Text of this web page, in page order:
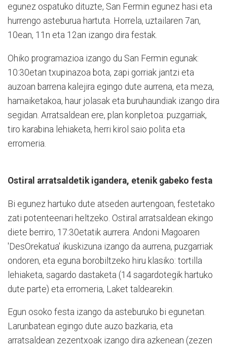
egunez ospatuko dituzte, San Fermin egunez hasi eta
hurrengo asteburua hartuta. Horrela, uztailaren 7an,
10ean, 11n eta 12an izango dira festak.
Ohiko programazioa izango du San Fermin egunak:
10:30etan txupinazoa bota, zapi gorriak jantzi eta
auzoan barrena kalejira egingo dute aurrena, eta meza,
hamaiketakoa, haur jolasak eta buruhaundiak izango dira
segidan. Arratsaldean ere, plan konpletoa: puzgarriak,
tiro karabina lehiaketa, herri kirol saio polita eta
erromeria.
Ostiral arratsaldetik igandera, etenik gabeko festa
Bi egunez hartuko dute atseden aurtengoan, festetako
zati potenteenari heltzeko. Ostiral arratsaldean ekingo
diete berriro, 17:30etatik aurrera. Andoni Magoaren
'DesOrekatua' ikuskizuna izango da aurrena, puzgarriak
ondoren, eta eguna borobiltzeko hiru klasiko: tortilla
lehiaketa, sagardo dastaketa (14 sagardotegik hartuko
dute parte) eta erromeria, Laket taldearekin.
Egun osoko festa izango da asteburuko bi egunetan.
Larunbatean egingo dute auzo bazkaria, eta
arratsaldean zezentxoak izango dira azkenean (zezen